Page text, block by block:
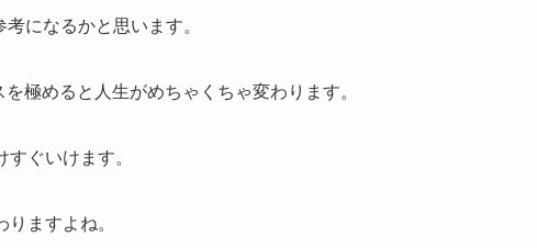
になるかと思います。
極めると人生がめちゃくちゃ変わります。
ぐいけます。
ますよね。